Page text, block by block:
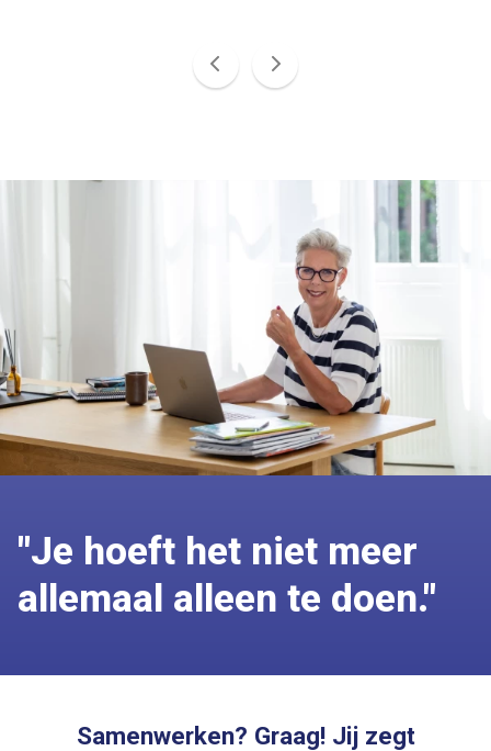
"Je hoeft het niet meer
allemaal alleen te doen."
Samenwerken? Graag! Jij zegt